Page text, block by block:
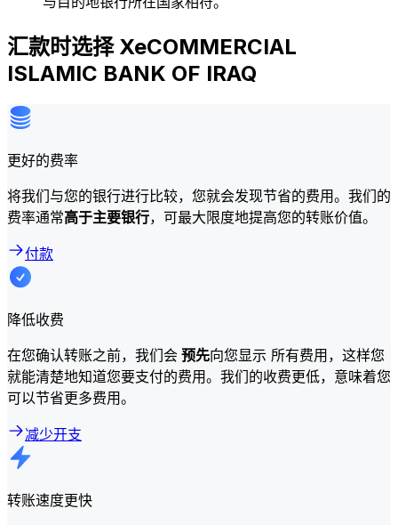
汇款时选择 XeCOMMERCIAL
ISLAMIC BANK OF IRAQ
更好的费率
将我们与您的银行进行比较，您就会发现节省的费用。我们的
费率通常高于主要银行，可最大限度地提高您的转账价值。
付款
降低收费
在您确认转账之前，我们会 预先向您显示 所有费用，这样您
就能清楚地知道您要支付的费用。我们的收费更低，意味着您
可以节省更多费用。
减少开支
转账速度更快